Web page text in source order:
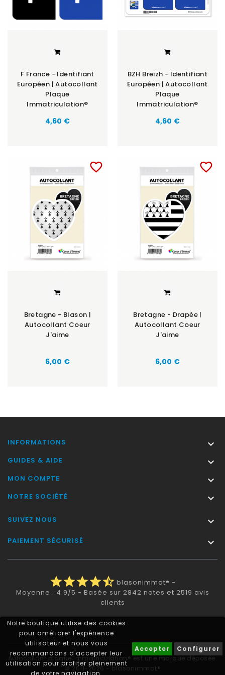
Notre boutique utilise des cookies
pour améliorer l'expérience
utilisateur et nous vous
recommandons d'accepter leur
utilisation pour profiter pleinement
de votre navigation.
Accepter Configurer
F France - Identifiant
Européen | Autocollant
Plaque
Immatriculation®
Prix
4,60 €
BZH Breizh - Identifiant
Européen | Autocollant
Plaque
Immatriculation®
Prix
4,60 €
favorite_border
Bretagne - Blason |
Autocollant Coeur
J'aime
Prix
6,00 €
favorite_border
Bretagne - Drapée |
Autocollant Coeur
J'aime
Prix
6,00 €
INFORMATIONS 
GUIDES & AIDE 
MON COMPTE 
NOTRE SOCIÉTÉ 
SUIVEZ NOUS 
PAIEMENT SÉCURISÉ 
starstarstarstarstar_half blasonimmat® -
Moyenne : 4.9/5 - Basée sur 2842 notes et 2519 avis
clients
Autocollant plaque immatriculation® est une marque déposée.
© 2011-2026 - blasonimmat®